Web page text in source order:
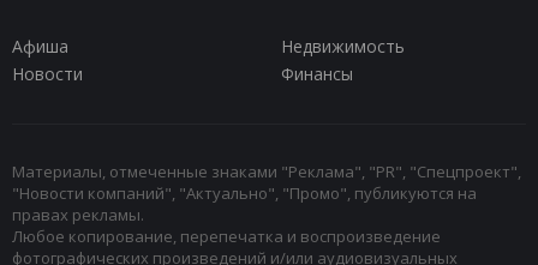
Афиша
Недвижимость
Новости
Финансы
Материалы, отмеченные знаками "Реклама", "PR", "Спецпроект",
"Новости компаний", "Актуально", "Промо", публикуются на
правах рекламы.
Любое копирование, перепечатка и воспроизведение
фотографических произведений и/или аудиовизуальных